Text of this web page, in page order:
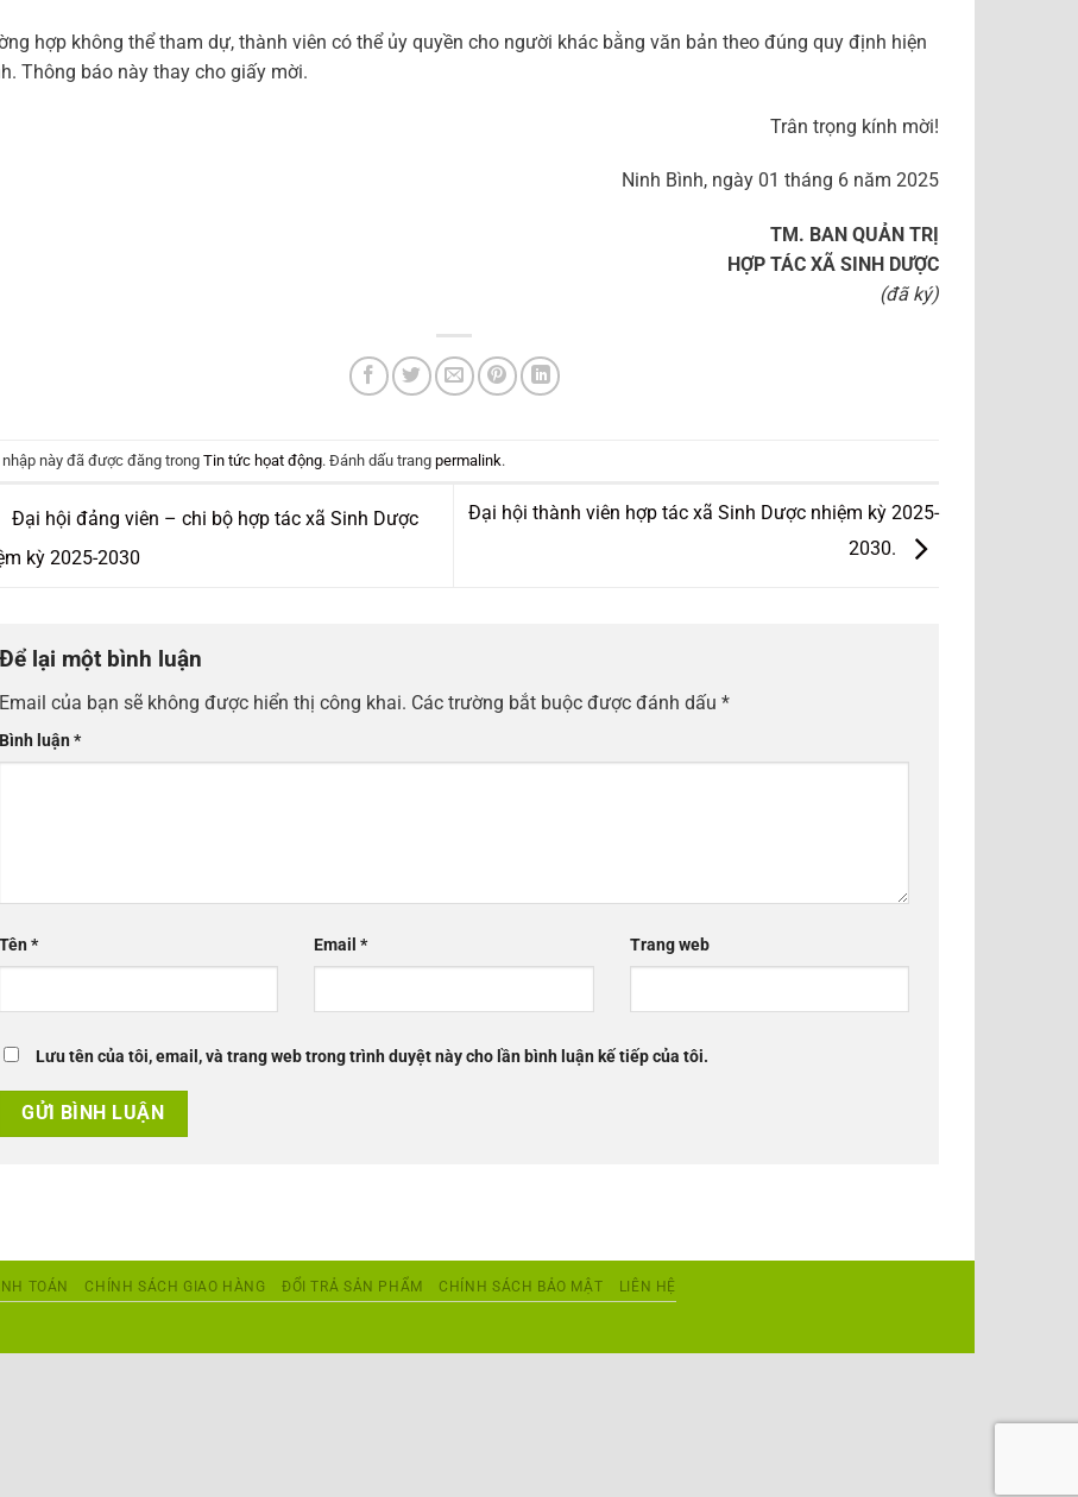
hợp không thể tham dự, thành viên có thể ủy quyền cho người khác bằng văn bản theo đúng quy định hiện
Thông báo này thay cho giấy mời.
Trân trọng kính mời!
Ninh Bình, ngày 01 tháng 6 năm 2025
TM. BAN QUẢN TRỊ
HỢP TÁC XÃ SINH DƯỢC
(đã ký)
này đã được đăng trong Tin tức họat động. Đánh dấu trang permalink.
Đại hội đảng viên – chi bộ hợp tác xã Sinh Dược
kỳ 2025-2030
Đại hội thành viên hợp tác xã Sinh Dược nhiệm kỳ 2025-
2030.
Để lại một bình luận
Email của bạn sẽ không được hiển thị công khai. Các trường bắt buộc được đánh dấu *
Bình luận*
Tên* Email * Trang web
Lưu tên của tôi, email, và trang web trong trình duyệt này cho lần bình luận kế tiếp của tôi.
TOÁN CHÍNH SÁCH GIAO HÀNG ĐỔI TRẢ SẢN PHẨM CHÍNH SÁCH BẢO MẬT LIÊN HỆ